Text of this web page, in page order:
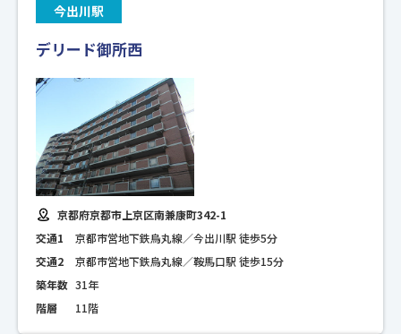
今出川駅
デリード御所西
京都府京都市上京区南兼康町342-1
交通1
京都市営地下鉄烏丸線／今出川駅 徒歩5分
交通2
京都市営地下鉄烏丸線／鞍馬口駅 徒歩15分
築年数 31年
階層
11階